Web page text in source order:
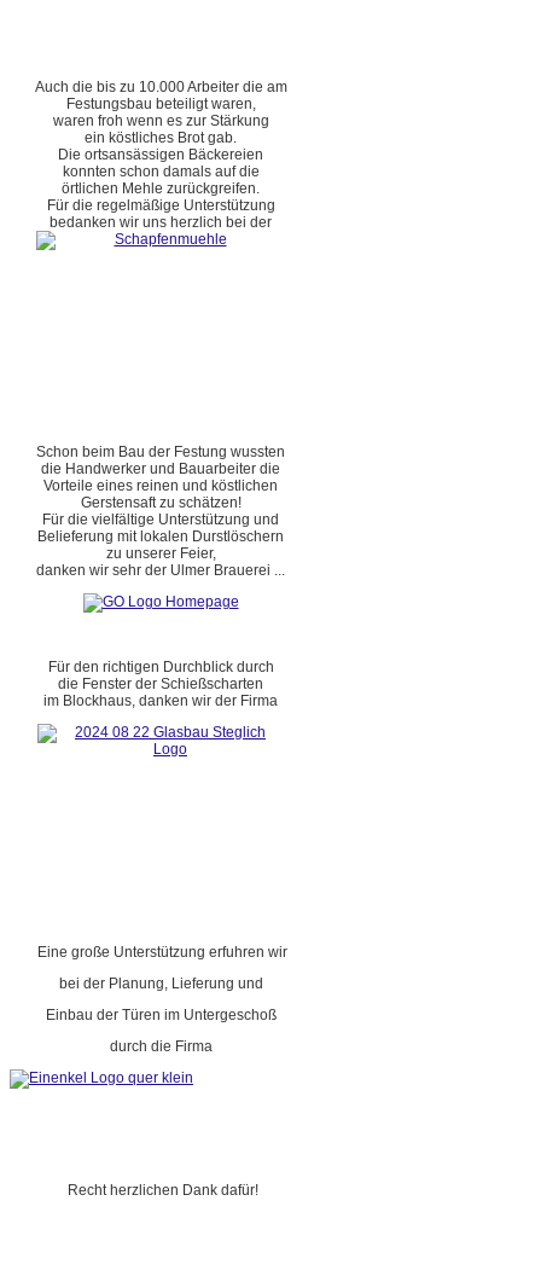
Auch die bis zu 10.000 Arbeiter die am
Festungsbau beteiligt waren,
waren froh wenn es zur Stärkung
ein köstliches Brot gab.
Die ortsansässigen Bäckereien
konnten schon damals auf die
örtlichen Mehle zurückgreifen.
Für die regelmäßige Unterstützung
bedanken wir uns herzlich bei der
Schon beim Bau der Festung wussten
die Handwerker und Bauarbeiter die
Vorteile eines reinen und köstlichen
Gerstensaft zu schätzen!
Für die vielfältige Unterstützung und
Belieferung mit lokalen Durstlöschern
zu unserer Feier,
danken wir sehr der Ulmer Brauerei ...
Für den richtigen Durchblick durch
die Fenster der Schießscharten
im Blockhaus, danken wir der Firma
Eine große Unterstützung erfuhren wir
bei der Planung, Lieferung und
Einbau der Türen im Untergeschoß
durch die Firma
Recht herzlichen Dank dafür!